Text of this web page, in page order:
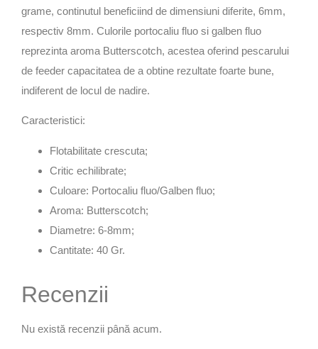
grame, continutul beneficiind de dimensiuni diferite, 6mm,
respectiv 8mm. Culorile portocaliu fluo si galben fluo
reprezinta aroma Butterscotch, acestea oferind pescarului
de feeder capacitatea de a obtine rezultate foarte bune,
indiferent de locul de nadire.
Caracteristici:
Flotabilitate crescuta;
Critic echilibrate;
Culoare: Portocaliu fluo/Galben fluo;
Aroma: Butterscotch;
Diametre: 6-8mm;
Cantitate: 40 Gr.
Recenzii
Nu există recenzii până acum.